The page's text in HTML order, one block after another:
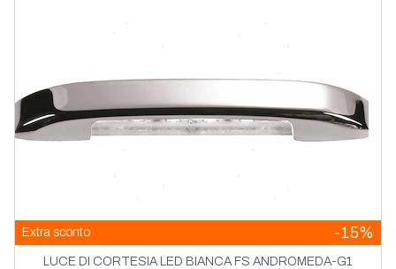
Extra sconto -15%
LUCE DI CORTESIA LED BIANCA FS ANDROMEDA-G1